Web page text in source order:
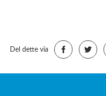
Del dette via